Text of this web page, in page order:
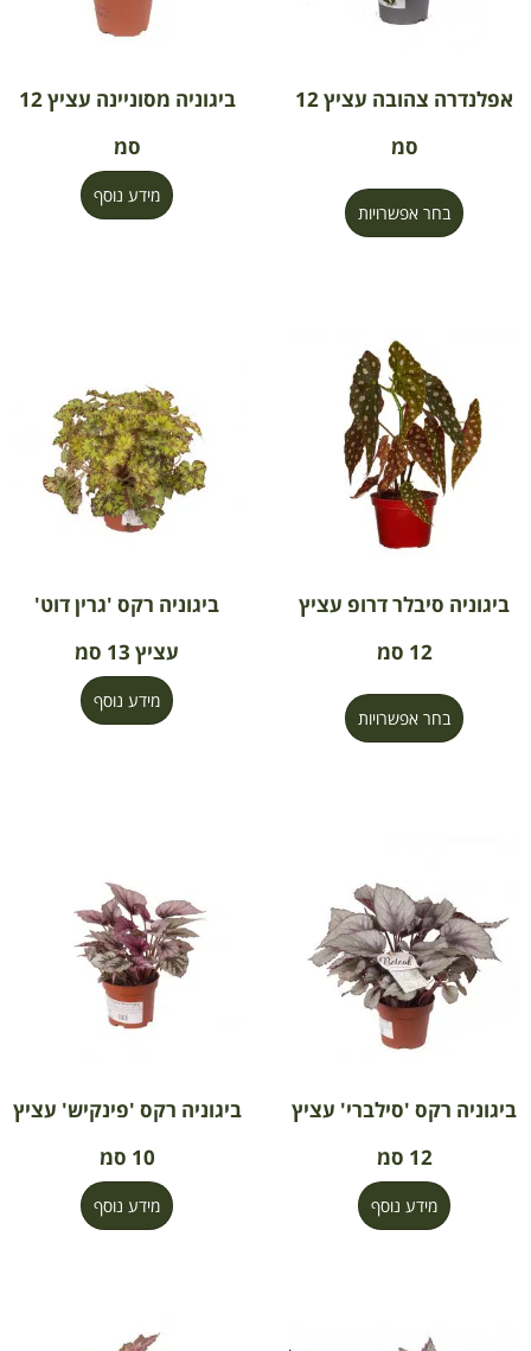
אפלנדרה צהובה עציץ 12
סמ
בחר אפשרויות
ביגוניה מסוניינה עציץ 12
סמ
מידע נוסף
ביגוניה סיבלר דרופ עציץ
12 סמ
בחר אפשרויות
ביגוניה רקס 'גרין דוט'
עציץ 13 סמ
מידע נוסף
ביגוניה רקס 'סילברי' עציץ
12 סמ
מידע נוסף
ביגוניה רקס 'פינקיש' עציץ
10 סמ
מידע נוסף